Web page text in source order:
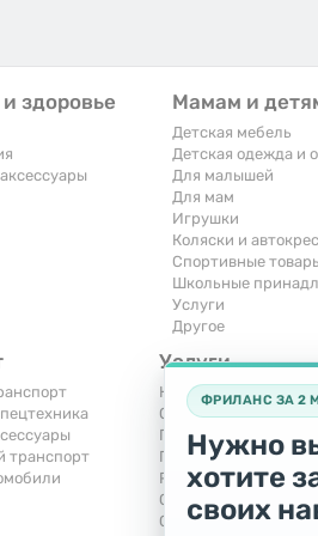
здоровье Мамам и
Детская мебель
Детская одежда и
Для малышей
Для мам
Игрушки
Коляски и
Спортивные
Школьные
Услуги
Другое
транспорт
Услуги
Компьютеры,
Обучение и
Перевозки и
Праздники и
Ремонт и установка
Сиделки, горничные
Строительство и
ФРИЛАНС ЗА 2
Нужно
хотите
своих